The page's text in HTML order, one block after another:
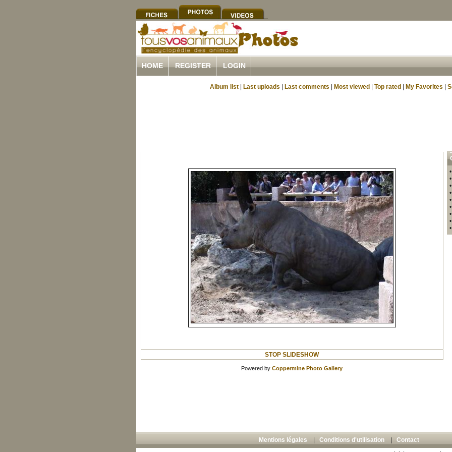
HOME REGISTER LOGIN
Album list Last uploads Last comments Most viewed Top rated My Favorites
STOP SLIDESHOW
Powered by Coppermine Photo Gallery
•
•
•
•
Mentions légales Conditions d'utilisation Contact